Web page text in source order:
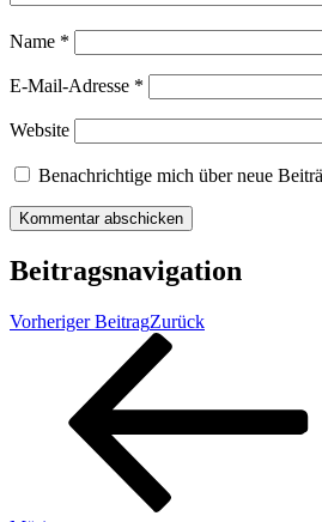
Name *
E-Mail-Adresse *
Website
Benachrichtige mich über neue
Beitragsnavigation
Vorheriger BeitragZurück